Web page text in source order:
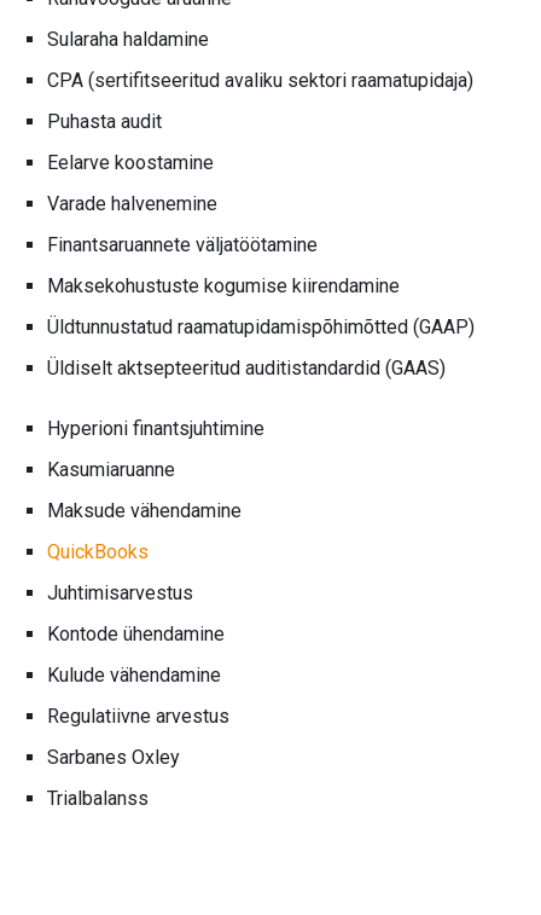
Sularaha haldamine
CPA (sertifitseeritud avaliku sektori raamatupidaja)
Puhasta audit
Eelarve koostamine
Varade halvenemine
Finantsaruannete väljatöötamine
Maksekohustuste kogumise kiirendamine
Üldtunnustatud raamatupidamispõhimõtted (GAAP)
Üldiselt aktsepteeritud auditistandardid (GAAS)
Hyperioni finantsjuhtimine
Kasumiaruanne
Maksude vähendamine
QuickBooks
Juhtimisarvestus
Kontode ühendamine
Kulude vähendamine
Regulatiivne arvestus
Sarbanes Oxley
Trialbalanss